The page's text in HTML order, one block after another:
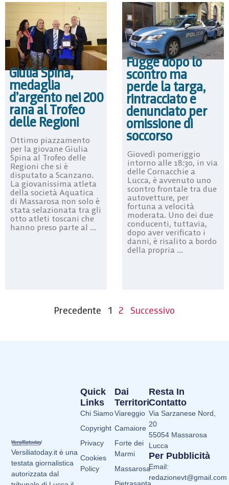
Giulia Spina,
medaglia
d’argento nei 200
rana al Trofeo
delle Regioni
Ottimo piazzamento
per la giovane Giulia
Spina al Trofeo delle
Regioni che si è
disputato a Scanzano.
La giovanissima atleta
della società Aquatica
di Massarosa non solo è
stata selazionata tra gli
otto atleti toscani che
hanno preso parte al ...
Fugge dopo lo
scontro ma
perde la targa,
rintracciato e
denunciato per
omissione di
soccorso
Giovedì pomeriggio
intorno alle 18:30, in via
delle Cornacchie a
Lucca, è avvenuto uno
scontro frontale tra due
autovetture, per
fortuna a velocità
moderata. Uno dei due
conducenti, tuttavia,
dopo aver verificato i
danni, è risalito a bordo
della propria ...
Precedente 1 2 Successivo
Versiliatoday.it è una
testata giornalistica
autorizzata dal
Dai
Territori
Viareggio
Camaiore
Forte dei
Marmi
Massarosa
Quick
Links
Chi Siamo
Copyright
Privacy
Cookies
Policy
Resta In
Contatto
Via Sarzanese Nord,
20
55054 Massarosa
Lucca
Per Pubblicità
Email:
redazionevt@gmail.com